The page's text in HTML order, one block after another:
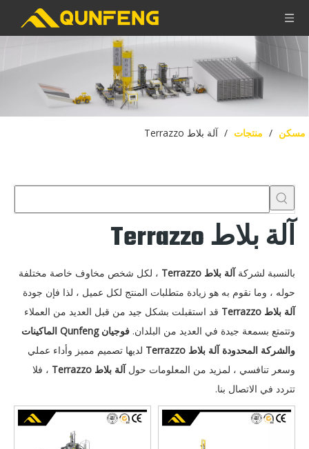
مسكن / منتجات / آلة بلاط Terrazzo
آلة بلاط Terrazzo
بالنسبة لشركةآلة بلاط Terrazzo
، لكل شخص مخاوف خاصة مختلفة
حوله ، وما نقوم به هو زيادة متطلبات المنتج لكل عميل ، لذا فإن جودة
آلة بلاط Terrazzo
قد استقبلت بشكل جيد من قبل العديد من العملاء
وتتمتع بسمعة جيدة في العديد من البلدان.
فوجيان Qunfeng الماكينات
والشركة المحدودة آلة بلاط Terrazzo
لديها تصميم مميز وأداء عملي
وسعر تنافسي ، لمزيد من المعلومات حولآلة بلاط Terrazzo
، فلا
تتردد في الاتصال بنا.